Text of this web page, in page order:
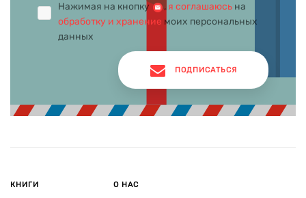
Нажимая на кнопку , я соглашаюсь на
обработку и хранение моих персональных
данных
ПОДПИСАТЬСЯ
КНИГИ О НАС